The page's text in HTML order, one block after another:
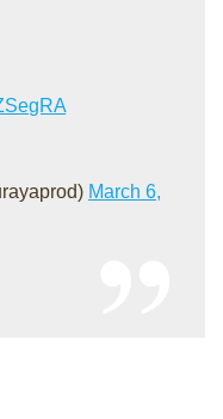
March 6,